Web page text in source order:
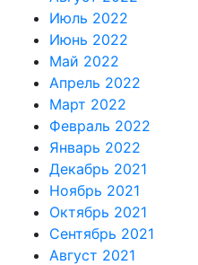
Июль 2022
Июнь 2022
Май 2022
Апрель 2022
Март 2022
Февраль 2022
Январь 2022
Декабрь 2021
Ноябрь 2021
Октябрь 2021
Сентябрь 2021
Август 2021